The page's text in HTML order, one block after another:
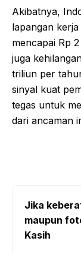
Akibatnya,
lapangan
mencapai Rp
juga
triliun per
sinyal kuat
tegas untuk
dari ancaman
Jika
maupun
Kasih